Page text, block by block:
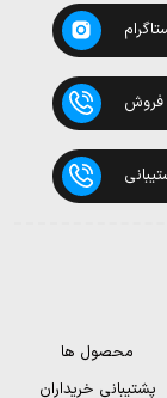
فروش
محصول ها
پشتیبانی خریداران